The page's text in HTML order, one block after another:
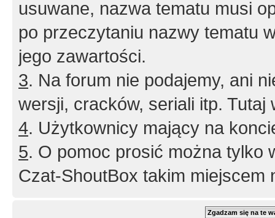
usuwane, nazwa tematu musi
po przeczytaniu nazwy tematu
jego zawartości.
3. Na forum nie podajemy, ani
wersji, cracków, seriali itp. Tutaj
4. Użytkownicy mający na
5. O pomoc prosić można tylko
Czat-ShoutBox takim miejscem